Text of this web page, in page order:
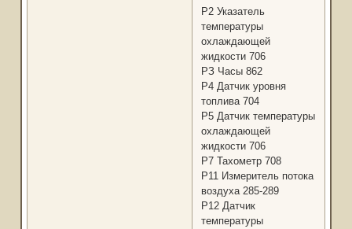
Р2 Указатель
температуры
охлаждающей
жидкости 706
РЗ Часы 862
Р4 Датчик уровня
топлива 704
Р5 Датчик температуры
охлаждающей
жидкости 706
Р7 Тахометр 708
Р11 Измеритель потока
воздуха 285-289
Р12 Датчик
температуры